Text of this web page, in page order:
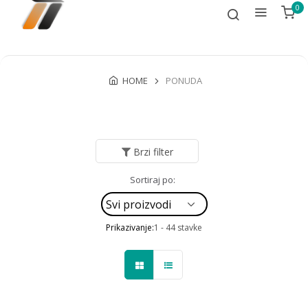
0
HOME PONUDA
Brzi filter
Sortiraj po:
Prikazivanje:1 - 44 stavke